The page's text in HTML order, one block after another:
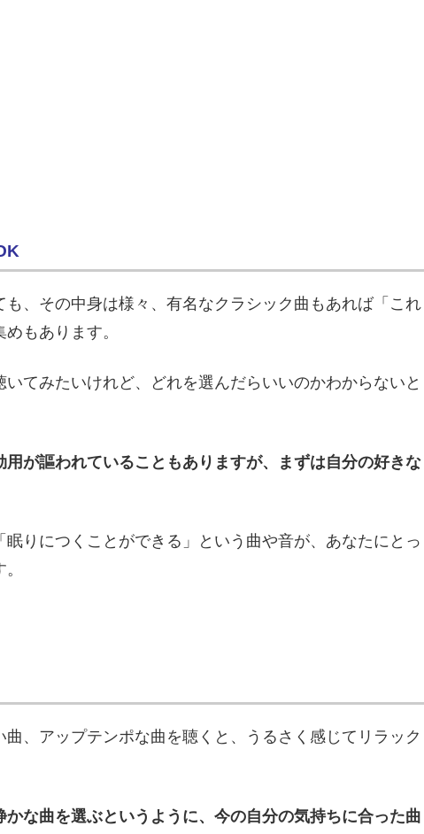
、その中身は様々、有名なクラシック曲もあれば「これ
もあります。
てみたいけれど、どれを選んだらいいのかわからないと
が謳われていることもありますが、まずは自分の好きな
眠りにつくことができる」という曲や音が、あなたにとっ
、アップテンポな曲を聴くと、うるさく感じてリラック
な曲を選ぶというように、今の自分の気持ちに合った曲